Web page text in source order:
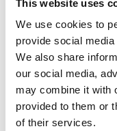
This website uses
We use cookies to
provide social
We also share
our social media,
may combine it with
provided to them or
of their services.
Pracovník
závodě (s
Holandsku
Salary:from 14,99€/h